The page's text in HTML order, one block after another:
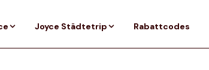
Joyce Städtetrip Rabattcodes